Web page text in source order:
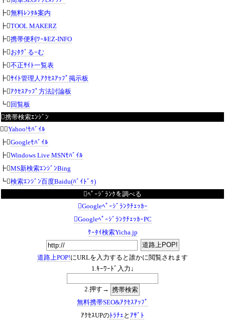
┣無料ﾚﾝﾀﾙ案内
┣TOOL MAKERZ
┣携帯便利ﾂｰﾙEZ-INFO
┣おﾀｸﾞるｰむ
┣不正ｻｲﾄ一覧表
┣ｻｲﾄ管理人ｱｸｾｽｱｯﾌﾟ掲示板
┣ｱｸｾｽｱｯﾌﾟ方法討論板
┗ 回覧板
携帯検索ｴﾝｼﾞﾝ
┣Yahoo!ﾓﾊﾞｲﾙ
┣Googleﾓﾊﾞｲﾙ
┣Windows Live MSNﾓﾊﾞｲﾙ
┣MS新検索ｴﾝｼﾞﾝBing
┗検索ｴﾝｼﾞﾝ百度Baidu(ﾊﾞｲﾄﾞｩ)
ﾍﾟｰｼﾞﾗﾝｸを調べる
Googleﾍﾟｰｼﾞﾗﾝｸﾁｪｯｶｰ
GoogleﾍﾟｰｼﾞﾗﾝｸﾁｪｯｶｰPC
ｹｰﾀｲ検索Yicha.jp
道路上POP!にURLを入力すると誰かに閲覧されます
1.ｷｰﾜｰﾄﾞ入力↓
2.押す→
無料携帯SEO&ｱｸｾｽｱｯﾌﾟ
ｱｸｾｽUPの ﾄﾗﾁｪ と ｱｻﾞﾄ